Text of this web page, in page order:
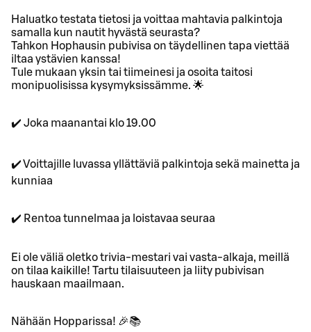
Haluatko testata tietosi ja voittaa mahtavia palkintoja
samalla kun nautit hyvästä seurasta?
Tahkon Hophausin pubivisa on täydellinen tapa viettää
iltaa ystävien kanssa!
Tule mukaan yksin tai tiimeinesi ja osoita taitosi
monipuolisissa kysymyksissämme. 🌟
✔️ Joka maanantai klo 19.00
✔️ Voittajille luvassa yllättäviä palkintoja sekä mainetta ja
kunniaa
✔️ Rentoa tunnelmaa ja loistavaa seuraa
Ei ole väliä oletko trivia-mestari vai vasta-alkaja, meillä
on tilaa kaikille! Tartu tilaisuuteen ja liity pubivisan
hauskaan maailmaan.
Nähään Hopparissa! 🎉📚